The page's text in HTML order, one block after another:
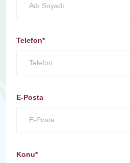
Telefon*
E-Posta
Konu*